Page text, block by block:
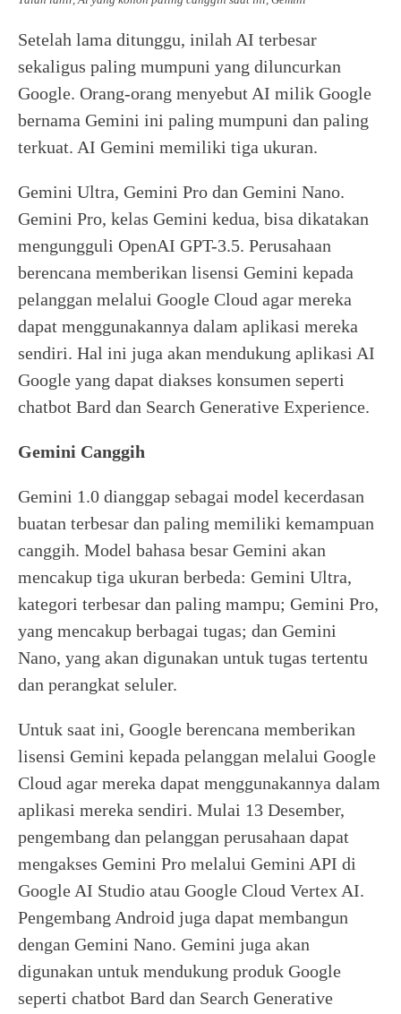
Setelah lama ditunggu, inilah AI terbesar
sekaligus paling mumpuni yang diluncurkan
Google. Orang-orang menyebut AI milik Google
bernama Gemini ini paling mumpuni dan paling
terkuat. AI Gemini memiliki tiga ukuran.
Gemini Ultra, Gemini Pro dan Gemini Nano.
Gemini Pro, kelas Gemini kedua, bisa dikatakan
mengungguli OpenAI GPT-3.5. Perusahaan
berencana memberikan lisensi Gemini kepada
pelanggan melalui Google Cloud agar mereka
dapat menggunakannya dalam aplikasi mereka
sendiri. Hal ini juga akan mendukung aplikasi AI
Google yang dapat diakses konsumen seperti
chatbot Bard dan Search Generative Experience.
Gemini Canggih
Gemini 1.0 dianggap sebagai model kecerdasan
buatan terbesar dan paling memiliki kemampuan
canggih. Model bahasa besar Gemini akan
mencakup tiga ukuran berbeda: Gemini Ultra,
kategori terbesar dan paling mampu; Gemini Pro,
yang mencakup berbagai tugas; dan Gemini
Nano, yang akan digunakan untuk tugas tertentu
dan perangkat seluler.
Untuk saat ini, Google berencana memberikan
lisensi Gemini kepada pelanggan melalui Google
Cloud agar mereka dapat menggunakannya dalam
aplikasi mereka sendiri. Mulai 13 Desember,
pengembang dan pelanggan perusahaan dapat
mengakses Gemini Pro melalui Gemini API di
Google AI Studio atau Google Cloud Vertex AI.
Pengembang Android juga dapat membangun
dengan Gemini Nano. Gemini juga akan
digunakan untuk mendukung produk Google
seperti chatbot Bard dan Search Generative